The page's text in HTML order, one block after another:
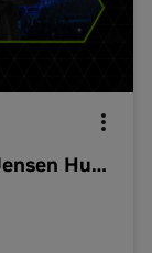
GTC Taipei 2026 Keynote with Jensen Huang